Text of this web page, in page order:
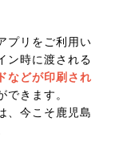
プリをご利用い
ン時に渡される
などが印刷され
できます。
、今こそ鹿児島